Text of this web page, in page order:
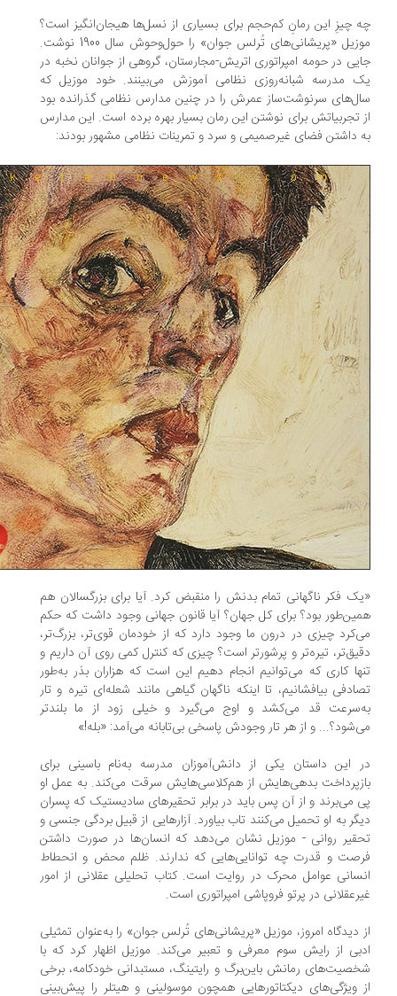
چیزِ این رمانِ کم‌حجم برای بسیاری از نسل‌ها هیجان‌انگیز است؟
موزیل «پریشانی‌های تُرلس جوان» را حول‌و‌حوش سال 1900 نوشت.
در حومه امپراتوری اتریش-‌مجارستان، گروهی از جوانان نخبه در
مدرسه شبانه‌روزی نظامی آموزش می‌بینند. خود موزیل که
سرنوشت‌ساز عمرش را در چنین مدارس نظامی گذرانده بود
تجربیاتش برای نوشتن این رمان بسیار بهره برده است. این مدارس
داشتن فضای غیرصمیمی و سرد و تمرینات نظامی مشهور بودند:
فکر ناگهانی تمام بدنش را منقبض کرد. آیا برای بزرگسالان هم
بود؟ برای کل جهان؟ آیا قانون جهانی وجود داشت که حکم
چیزی در درون ما وجود دارد که از خودمان قوی‌تر، بزرگ‌تر،
تیره‌تر و پرشورتر است؟ چیزی که کنترل کمی روی آن داریم و
کاری که می‌توانیم انجام دهیم این است که هزاران بذر به‌طور
بیافشانیم، تا اینکه ناگهان گیاهی مانند شعله‌ای تیره و تار
قد می‌کشد و اوج می‌گیرد و خیلی زود از ما بلندتر
و از هر تار وجودش پاسخی بی‌تابانه می‌آمد: «بله!»
این داستان یکی از دانش‌آموزان مدرسه به‌نام باسینی برای
بدهی‌هایش از هم‌کلاسی‌هایش سرقت می‌کند. به عمل او
می‌برند و از آن پس باید در برابر تحقیرهای سادیستیک که پسران
به او تحمیل می‌کنند تاب بیاورد. آزارهایی از قبیل بردگی جنسی و
روانی - موزیل نشان می‌دهد که انسان‌ها در صورت داشتن
و قدرت چه توانایی‌هایی که ندارند. ظلم محض و انحطاط
عوامل محرک در روایت است. کتاب تحلیلی عقلانی از امور
در پرتو فروپاشی امپراتوری است.
دیدگاه امروز، موزیل «پریشانی‌های تُرلس جوان» را به‌عنوان تمثیلی
از رایش سوم معرفی و تعبیر می‌کند. موزیل اظهار کرد که با
رمانش باین‌برگ و رایتینگ، مستبدانی خودکامه، برخی
ویژگی‌های دیکتاتورهایی همچون موسولینی و هیتلر را پیش‌بینی